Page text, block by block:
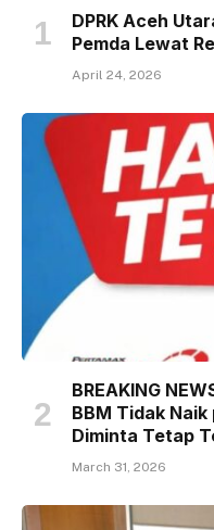
DPRK Aceh
Pemda Lewat
April 24, 2026
BREAKING
BBM Tidak
Diminta Tetap
March 31, 2026